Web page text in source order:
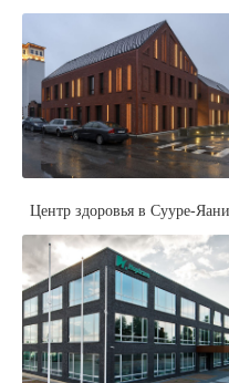
Центр здоровья в Сууре-Яани